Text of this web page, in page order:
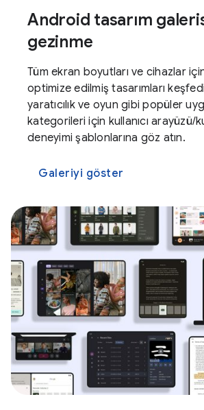
Android tasarım
gezinme
Tüm ekran boyutları ve cihazlar
optimize edilmiş tasarımları
yaratıcılık ve oyun gibi popüler
kategorileri için kullanıcı arayüzü/
deneyimi şablonlarına göz atın.
Galeriyi göster